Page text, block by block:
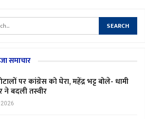
समाचार
पर कांग्रेस को घेरा, महेंद्र भट्ट बोले- धामी
ने बदली तस्वीर